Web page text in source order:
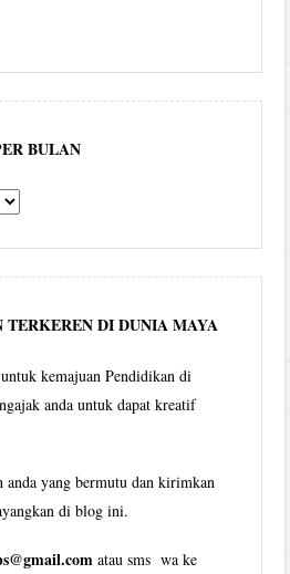
BULAN
DI DUNIA MAYA
kemajuan Pendidikan di
anda untuk dapat kreatif
anda yang bermutu dan kirimkan
di blog ini.
atau sms wa ke